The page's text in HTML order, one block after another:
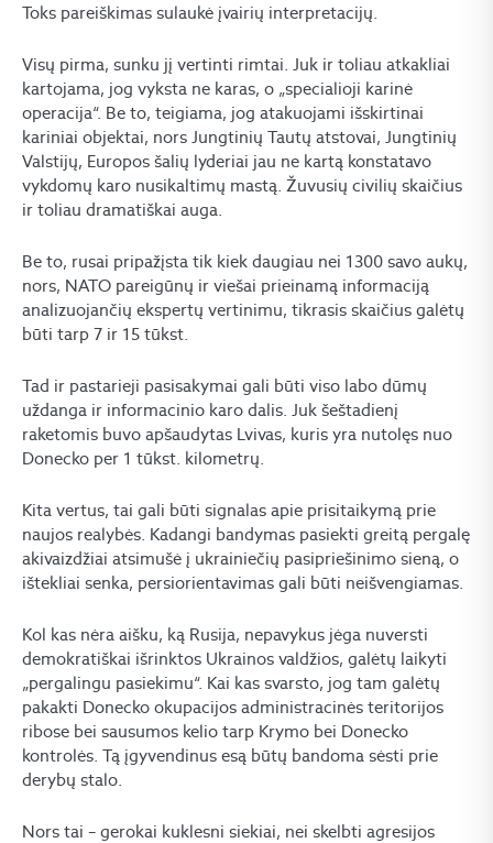
Toks pareiškimas sulaukė įvairių interpretacijų.
Visų pirma, sunku jį vertinti rimtai. Juk ir toliau atkakliai
kartojama, jog vyksta ne karas, o „specialioji karinė
operacija“. Be to, teigiama, jog atakuojami išskirtinai
kariniai objektai, nors Jungtinių Tautų atstovai, Jungtinių
Valstijų, Europos šalių lyderiai jau ne kartą konstatavo
vykdomų karo nusikaltimų mastą. Žuvusių civilių skaičius
ir toliau dramatiškai auga.
Be to, rusai pripažįsta tik kiek daugiau nei 1300 savo aukų,
nors, NATO pareigūnų ir viešai prieinamą informaciją
analizuojančių ekspertų vertinimu, tikrasis skaičius galėtų
būti tarp 7 ir 15 tūkst.
Tad ir pastarieji pasisakymai gali būti viso labo dūmų
uždanga ir informacinio karo dalis. Juk šeštadienį
raketomis buvo apšaudytas Lvivas, kuris yra nutolęs nuo
Donecko per 1 tūkst. kilometrų.
Kita vertus, tai gali būti signalas apie prisitaikymą prie
naujos realybės. Kadangi bandymas pasiekti greitą pergalę
akivaizdžiai atsimušė į ukrainiečių pasipriešinimo sieną, o
ištekliai senka, persiorientavimas gali būti neišvengiamas.
Kol kas nėra aišku, ką Rusija, nepavykus jėga nuversti
demokratiškai išrinktos Ukrainos valdžios, galėtų laikyti
„pergalingu pasiekimu“. Kai kas svarsto, jog tam galėtų
pakakti Donecko okupacijos administracinės teritorijos
ribose bei sausumos kelio tarp Krymo bei Donecko
kontrolės. Tą įgyvendinus esą būtų bandoma sėsti prie
derybų stalo.
Nors tai – gerokai kuklesni siekiai, nei skelbti agresijos